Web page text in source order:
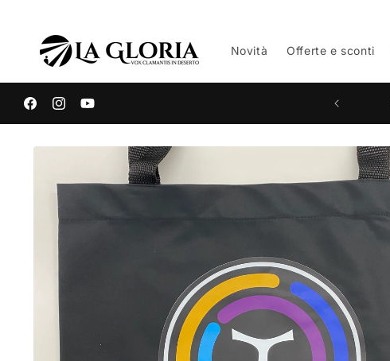
ai contenuti
Novità Offerte e sconti
FacebookInstagramYouTube
Benvenuto nello shop online de La Gloria!
Passa alle